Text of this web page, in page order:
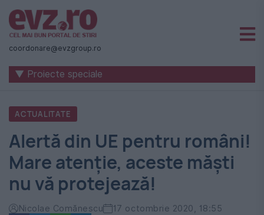
Știri
naționale
internaționale
România
-
Evenimentul
Zilei
coordonare@evzgroup.ro
▼ Proiecte speciale
ACTUALITATE
Alertă din UE pentru români!
Mare atenție, aceste măști
nu vă protejează!
Nicolae Comănescu 17 octombrie 2020, 18:55